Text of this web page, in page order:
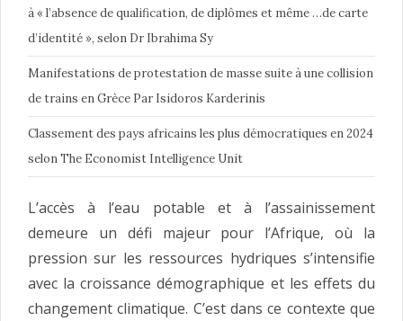
à « l’absence de qualification, de diplômes et même …de carte
d’identité », selon Dr Ibrahima Sy
Manifestations de protestation de masse suite à une collision
de trains en Grèce Par Isidoros Karderinis
Classement des pays africains les plus démocratiques en 2024
selon The Economist Intelligence Unit
L’accès à l’eau potable et à l’assainissement
demeure un défi majeur pour l’Afrique, où la
pression sur les ressources hydriques s’intensifie
avec la croissance démographique et les effets du
changement climatique. C’est dans ce contexte que